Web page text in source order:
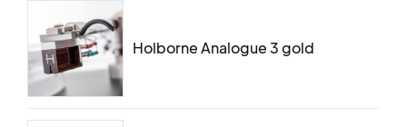
Holborne Analogue 3 gold